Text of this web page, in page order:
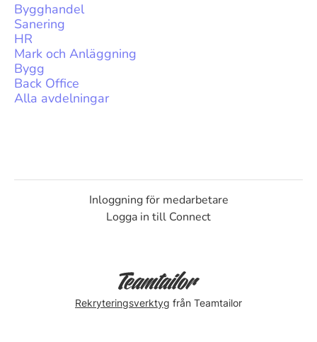
Bygghandel
Sanering
HR
Mark och Anläggning
Bygg
Back Office
Alla avdelningar
Inloggning för medarbetare
Logga in till Connect
Rekryteringsverktyg från Teamtailor